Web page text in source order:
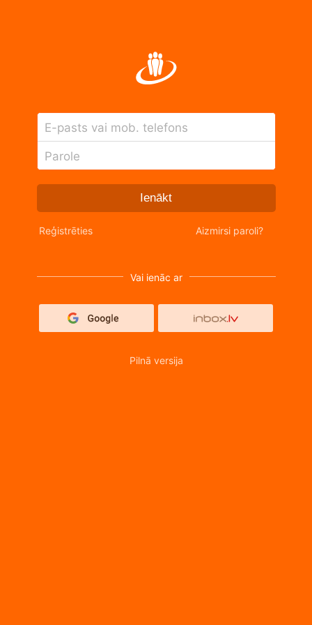
E-pasts vai mob. telefons
Parole
Ienākt
Reģistrēties Aizmirsi paroli?
Vai ienāc ar
Pilnā versija